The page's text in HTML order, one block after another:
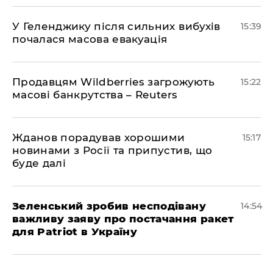
У Геленджику після сильних вибухів
почалася масова евакуація
15:39
Продавцям Wildberries загрожують
масові банкрутства – Reuters
15:22
Жданов порадував хорошими
новинами з Росії та припустив, що
буде далі
15:17
Зеленський зробив несподівану
важливу заяву про постачання ракет
для Patriot в Україну
14:54